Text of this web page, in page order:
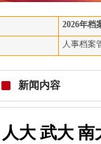
2026年档
人事档案
新闻内容
人大 武大